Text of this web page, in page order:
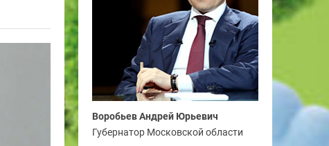
Воробьев Андрей Юрьевич
Губернатор Московской области